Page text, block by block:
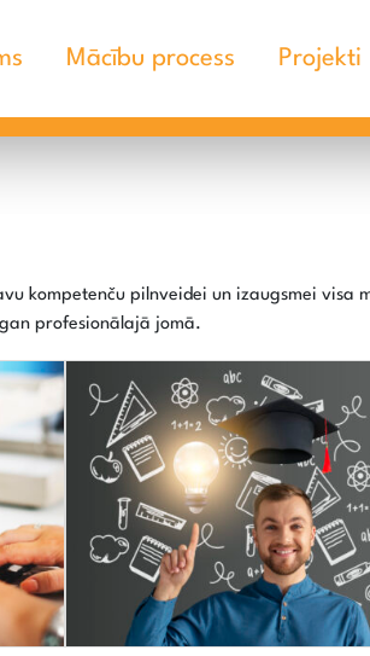
Mācību process Projekti
kompetenču pilnveidei un izaugsmei visa
profesionālajā jomā.